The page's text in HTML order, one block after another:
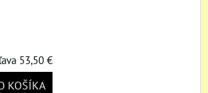
53,50 €
KOŠÍKA